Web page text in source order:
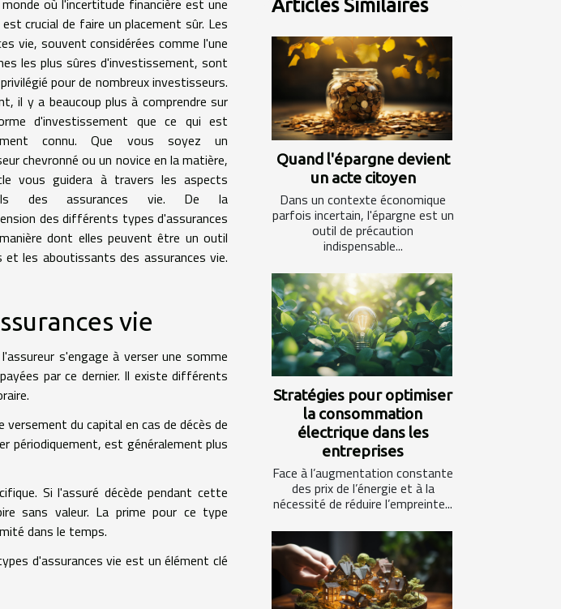
où l'incertitude financière est une
crucial de faire un placement sûr. Les
vie, souvent considérées comme l'une
les plus sûres d'investissement, sont
pour de nombreux investisseurs.
il y a beaucoup plus à comprendre sur
d'investissement que ce qui est
connu. Que vous soyez un
chevronné ou un novice en la matière,
vous guidera à travers les aspects
des assurances vie. De la
des différents types d'assurances
dont elles peuvent être un outil
les aboutissants des assurances vie.
vie
s'engage à verser une somme
par ce dernier. Il existe différents
du capital en cas de décès de
périodiquement, est généralement plus
Si l'assuré décède pendant cette
sans valeur. La prime pour ce type
dans le temps.
d'assurances vie est un élément clé
Articles Similaires
Quand l'épargne devient
un acte citoyen
Dans un contexte économique
parfois incertain, l'épargne est un
outil de précaution
indispensable...
Stratégies pour optimiser
la consommation
électrique dans les
entreprises
Face à l’augmentation constante
des prix de l’énergie et à la
nécessité de réduire l’empreinte...